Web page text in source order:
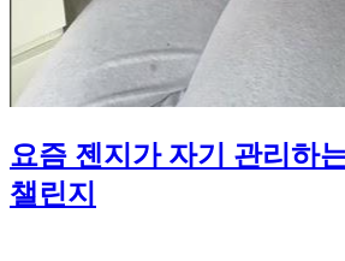
요즘 젠지가 자기 관리하
챌린지